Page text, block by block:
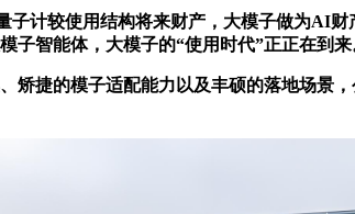
较使用结构将来财产，大模子做为AI财
智能体，大模子的“使用时代”正正在到
的模子适配能力以及丰硕的落地场景，